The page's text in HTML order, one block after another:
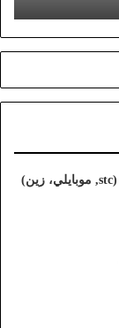
خطوات توثيق شريحة الاتصال (stc, موبايلي، زين)